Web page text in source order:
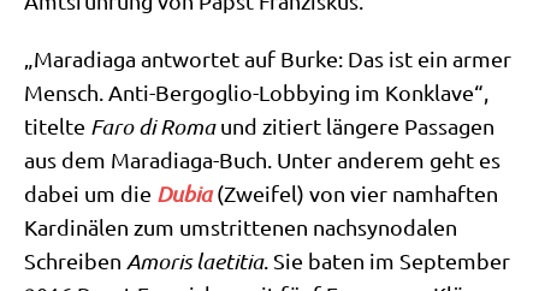
„Mara­dia­ga ant­wor­tet auf Bur­ke: Das ist ein armer
Mensch. Anti-Berg­o­glio-Lob­by­ing im Kon­kla­ve“,
titel­te Faro di Romaund zitiert län­ge­re Pas­sa­gen
aus dem Mara­dia­ga-Buch. Unter ande­rem geht es
dabei um die Dubia(Zwei­fel) von vier nam­haf­ten
Kar­di­nä­len zum umstrit­te­nen nach­syn­oda­len
Schrei­ben Amo­ris lae­ti­tia. Sie baten im Sep­tem­ber